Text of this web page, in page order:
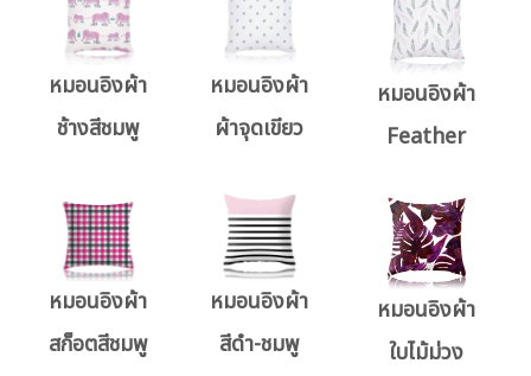
หมอนอิงผ้า
ช้างสีชมพู
หมอนอิงผ้า
ผ้าจุดเขียว
หมอนอิงผ้า
Feather
หมอนอิงผ้า
สก็อตสีชมพู
หมอนอิงผ้า
สีดำ-ชมพู
หมอนอิงผ้า
ใบไม้ม่วง